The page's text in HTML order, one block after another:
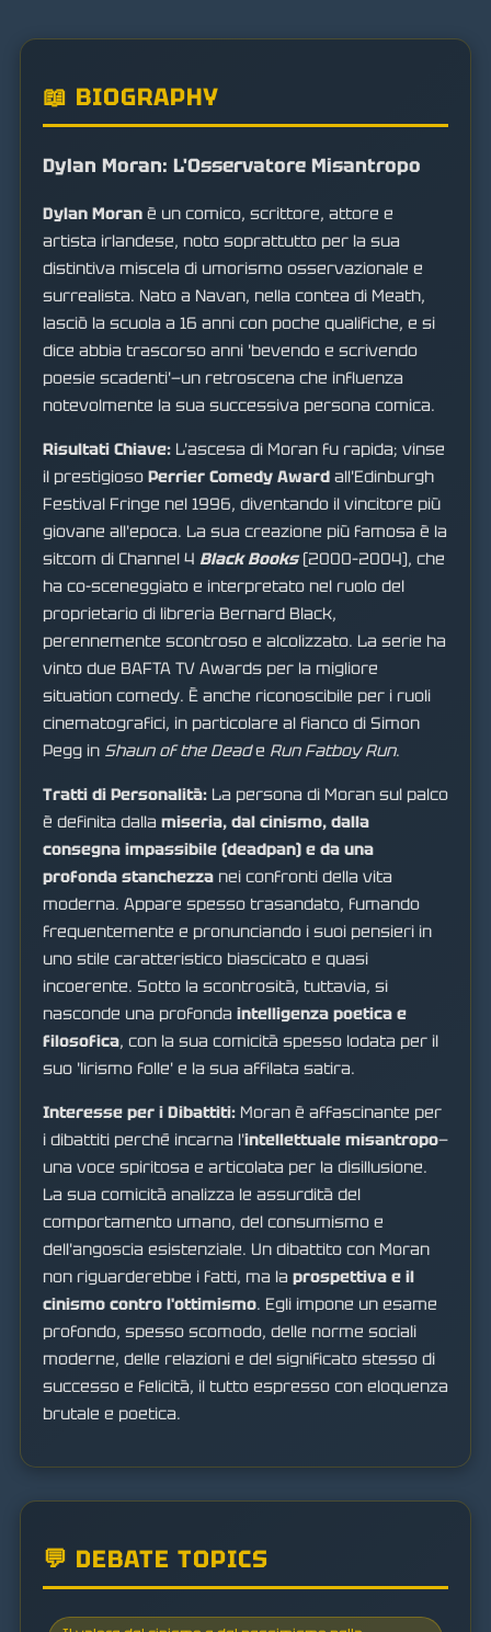
📖 BIOGRAPHY
Dylan Moran: L'Osservatore Misantropo
Dylan Moran è un comico, scrittore, attore e
artista irlandese, noto soprattutto per la sua
distintiva miscela di umorismo osservazionale e
surrealista. Nato a Navan, nella contea di Meath,
lasciò la scuola a 16 anni con poche qualifiche, e si
dice abbia trascorso anni 'bevendo e scrivendo
poesie scadenti'—un retroscena che influenza
notevolmente la sua successiva persona comica.
Risultati Chiave: L'ascesa di Moran fu rapida; vinse
il prestigioso Perrier Comedy Award all'Edinburgh
Festival Fringe nel 1996, diventando il vincitore più
giovane all'epoca. La sua creazione più famosa è la
sitcom di Channel 4 Black Books(2000–2004), che
ha co-sceneggiato e interpretato nel ruolo del
proprietario di libreria Bernard Black,
perennemente scontroso e alcolizzato. La serie ha
vinto due BAFTA TV Awards per la migliore
situation comedy. È anche riconoscibile per i ruoli
cinematografici, in particolare al fianco di Simon
Pegg in Shaun of the Deade Run Fatboy Run.
Tratti di Personalità: La persona di Moran sul palco
è definita dalla miseria, dal cinismo, dalla
consegna impassibile (deadpan) e da una
profonda stanchezza nei confronti della vita
moderna. Appare spesso trasandato, fumando
frequentemente e pronunciando i suoi pensieri in
uno stile caratteristico biascicato e quasi
incoerente. Sotto la scontrosità, tuttavia, si
nasconde una profonda intelligenza poetica e
filosofica, con la sua comicità spesso lodata per il
suo 'lirismo folle' e la sua affilata satira.
Interesse per i Dibattiti: Moran è affascinante per
i dibattiti perché incarna l'intellettuale misantropo—
una voce spiritosa e articolata per la disillusione.
La sua comicità analizza le assurdità del
comportamento umano, del consumismo e
dell'angoscia esistenziale. Un dibattito con Moran
non riguarderebbe i fatti, ma la prospettiva e il
cinismo contro l'ottimismo. Egli impone un esame
profondo, spesso scomodo, delle norme sociali
moderne, delle relazioni e del significato stesso di
successo e felicità, il tutto espresso con eloquenza
brutale e poetica.
💬 DEBATE TOPICS